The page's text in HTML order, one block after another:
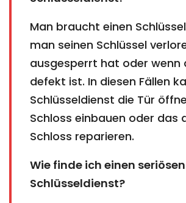
Man braucht einen
man seinen Schlüssel
ausgesperrt hat oder wenn
defekt ist. In diesen Fällen
Schlüsseldienst die Tür
Schloss einbauen oder das
Schloss reparieren.
Wie finde ich einen seriösen
Schlüsseldienst?